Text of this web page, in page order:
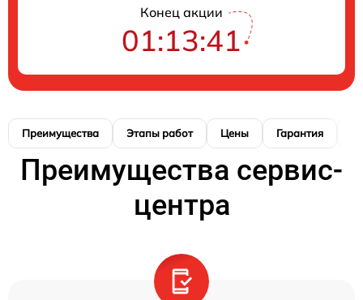
Конец акции
01:13:40
Преимущества Этапы работ Цены Гарантия
Преимущества сервис-
центра